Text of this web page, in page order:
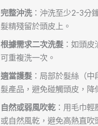
完整沖洗：沖洗至少2-3分
髮精殘留於頭皮上。
根據需求二次洗髮：如頭皮
可重複洗一次。
適當護髮：局部於髮絲（中
髮產品，避免碰觸頭皮，降
自然或弱風吹乾：用毛巾輕
或自然風乾，避免高熱直吹